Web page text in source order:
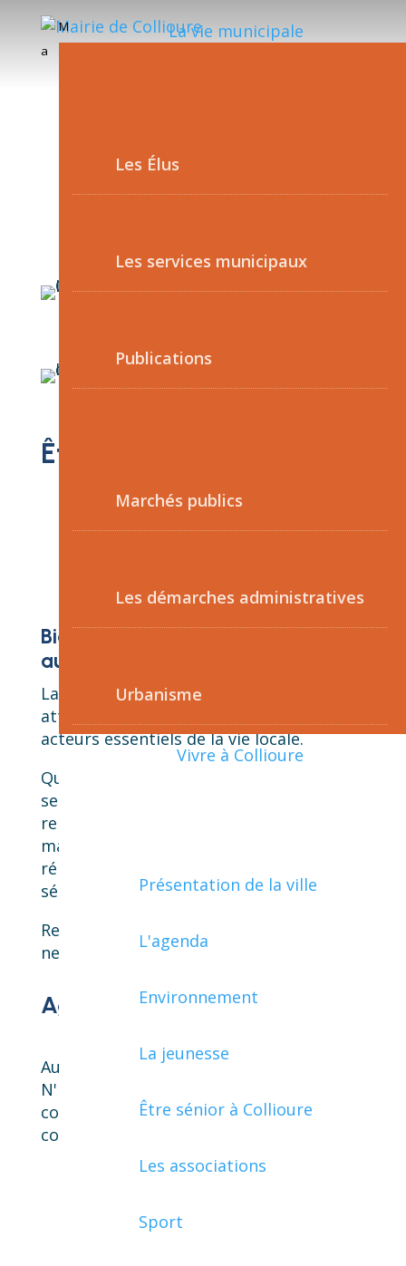
a
M La vie municipale
Les Élus
Les services municipaux
Publications
Marchés publics
Les démarches administratives
Urbanisme
Vivre à Collioure
Présentation de la ville
L'agenda
Environnement
La jeunesse
Être sénior à Collioure
Les associations
Sport
Être sénior à Collioure
Bienvenue dans l’espace dédié
aux séniors
La commune de Collioure accorde une
attention particulière à ses aînés,
acteurs essentiels de la vie locale.
Qu’il s’agisse d’activités culturelles, de
services d’accompagnement, ou de
rencontres intergénérationnelles, la
mairie œuvre au quotidien pour
répondre aux besoins et aux envies des
séniors colliourencs.
Restez connectés à cette rubrique pour
ne rien manquer !
Agenda Séniors
Aucune information pour l'instant.
N'hésitez pas à revenir régulièrement
consulter cette page pour rester au
courant des événements.